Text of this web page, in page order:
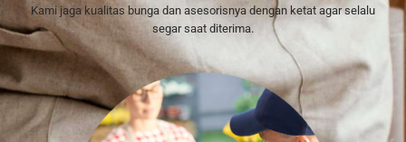
Kami jaga kualitas bunga dan asesorisnya dengan ketat agar selalu
segar saat diterima.